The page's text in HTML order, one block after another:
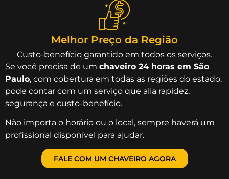
Melhor Preço da Região
Custo-benefício garantido em todos os serviços.
Se você precisa de um chaveiro 24 horas em São
Paulo, com cobertura em todas as regiões do estado,
pode contar com um serviço que alia rapidez,
segurança e custo-benefício.
Não importa o horário ou o local, sempre haverá um
profissional disponível para ajudar.
FALE COM UM CHAVEIRO AGORA